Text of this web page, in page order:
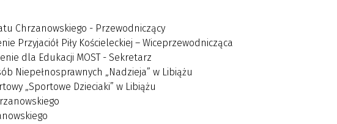
Chrzanowskiego - Przewodniczący
Przyjaciół Piły Kościeleckiej – Wiceprzewodnicząca
dla Edukacji MOST - Sekretarz
Niepełnosprawnych „Nadzieja” w Libiążu
„Sportowe Dzieciaki” w Libiążu